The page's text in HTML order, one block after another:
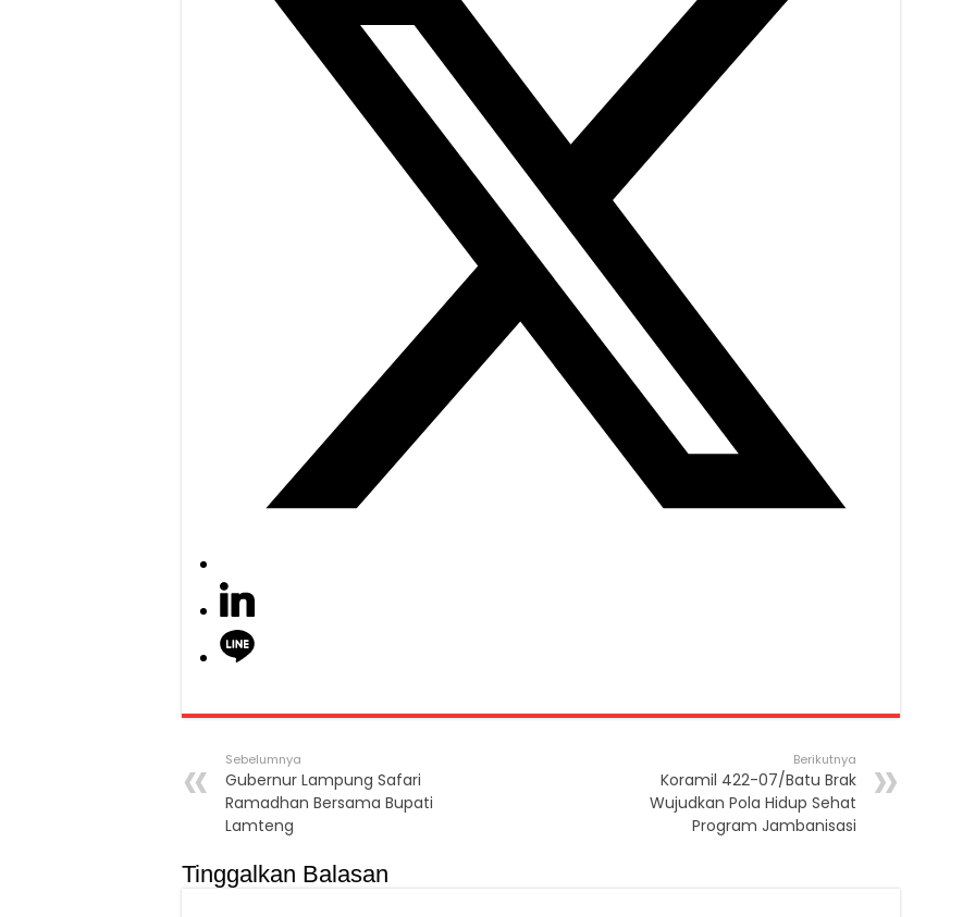
Sebelumnya
Gubernur Lampung Safari
Ramadhan Bersama Bupati
Lamteng
Berikutnya
Koramil 422-07/Batu Brak
Wujudkan Pola Hidup Sehat
Program Jambanisasi
Tinggalkan Balasan